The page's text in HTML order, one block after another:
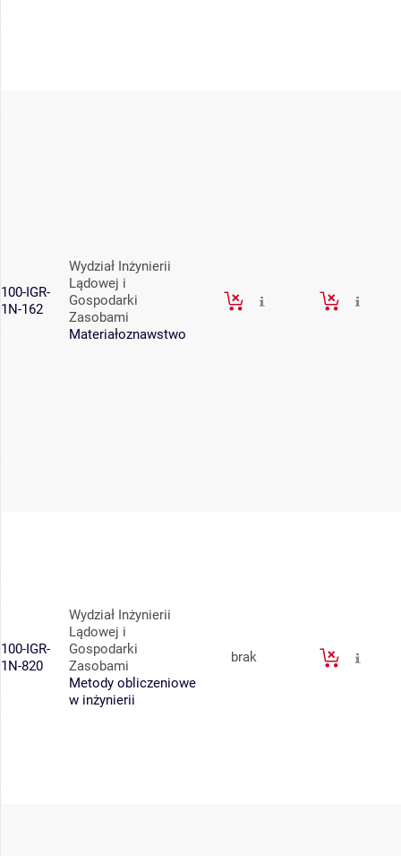
100-IGR-
1N-162
Wydział Inżynierii
Lądowej i
Gospodarki
Zasobami
Materiałoznawstwo
100-IGR-
1N-820
Wydział Inżynierii
Lądowej i
Gospodarki
Zasobami
Metody obliczeniowe
w inżynierii
brak